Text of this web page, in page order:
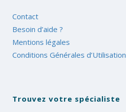
Contact
Besoin d’aide ?
Mentions légales
Conditions Générales d’Utilisation
Trouvez votre spécialiste